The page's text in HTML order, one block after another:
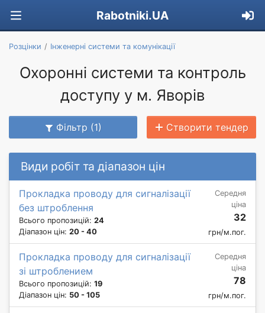
Rabotniki.UA
Розцінки Інженерні системи та комунікації
Охоронні системи та контроль
доступу у м. Яворів
Фільтр (1) Створити тендер
Види робіт та діапазон цін
Прокладка проводу для сигналізації
без штроблення
Всього пропозицій: 24
Діапазон цін: 20 - 40
Середня
ціна
32
грн/м.пог.
Прокладка проводу для сигналізації
зі штроблением
Всього пропозицій: 19
Діапазон цін: 50 - 105
Середня
ціна
78
грн/м.пог.